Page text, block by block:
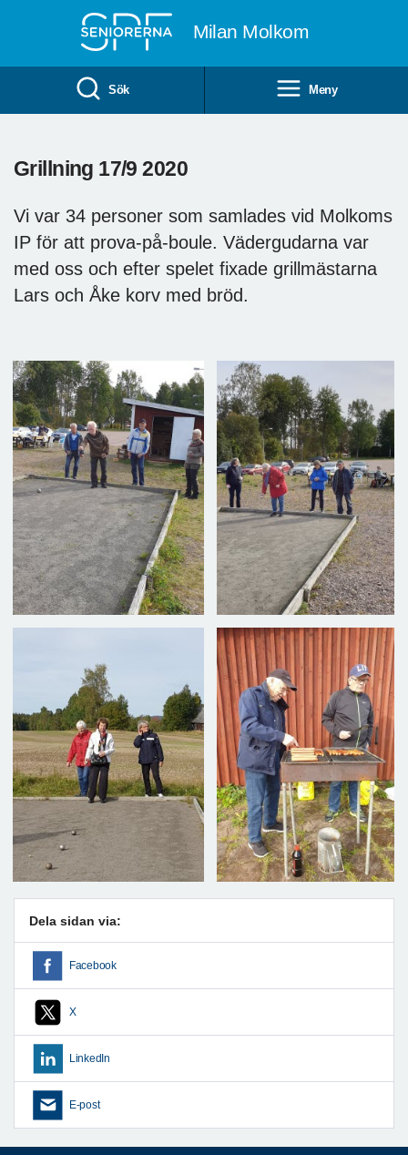
Milan Molkom
Sök Meny
Grillning 17/9 2020
Vi var 34 personer som samlades vid Molkoms
IP för att prova-på-boule. Vädergudarna var
med oss och efter spelet fixade grillmästarna
Lars och Åke korv med bröd.
Dela sidan via:
Facebook
X
LinkedIn
E-post